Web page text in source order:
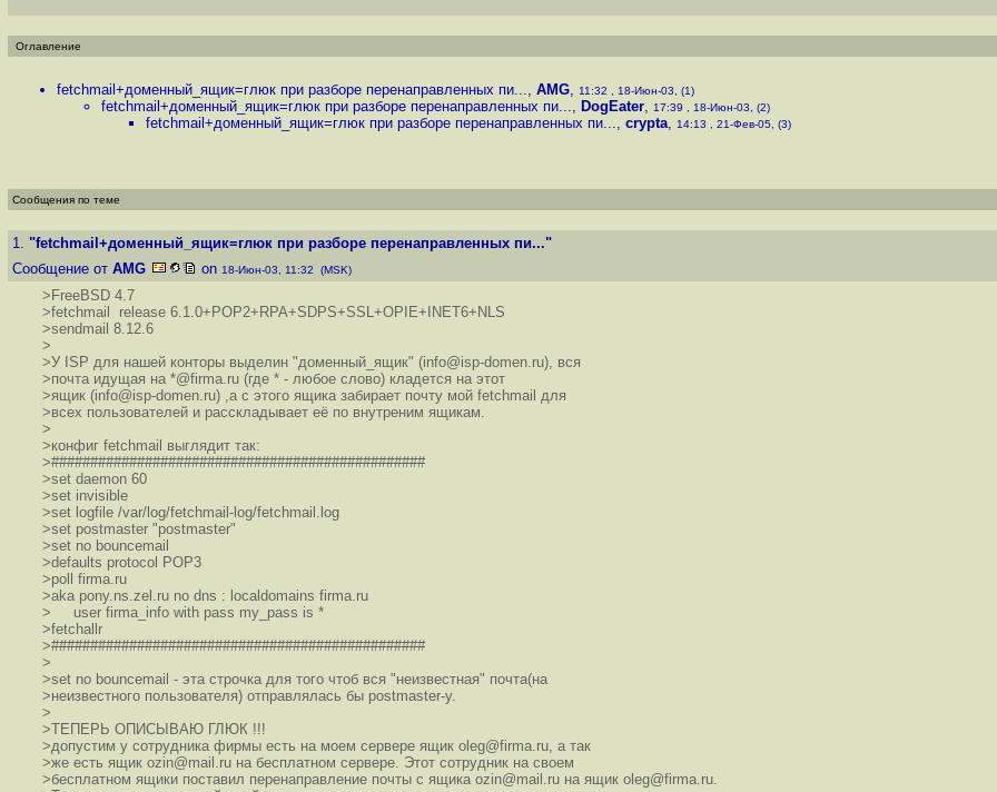
Оглавление
fetchmail+доменный_ящик=глюк при разборе перенаправленных пи..., AMG, 11:32 , 18-Июн-03, (1)
fetchmail+доменный_ящик=глюк при разборе перенаправленных пи..., DogEater, 17:39 , 18-Июн-03, (2)
fetchmail+доменный_ящик=глюк при разборе перенаправленных пи..., crypta, 14:13 , 21-Фев-05, (3)
Сообщения по теме
1. "fetchmail+доменный_ящик=глюк при разборе перенаправленных пи..."
Сообщение от AMG on 18-Июн-03, 11:32 (MSK)
>FreeBSD 4.7
>fetchmail release 6.1.0+POP2+RPA+SDPS+SSL+OPIE+INET6+NLS
>sendmail 8.12.6
>
>У ISP для нашей конторы выделин "доменный_ящик" (info@isp-domen.ru), вся
>почта идущая на *@firma.ru (где * - любое слово) кладется на этот
>ящик (info@isp-domen.ru) ,а с этого ящика забирает почту мой fetchmail для
>всех пользователей и расскладывает её по внутреним ящикам.
>
>конфиг fetchmail выглядит так:
>################################################
>set daemon 60
>set invisible
>set logfile /var/log/fetchmail-log/fetchmail.log
>set postmaster "postmaster"
>set no bouncemail
>defaults protocol POP3
>poll firma.ru
>aka pony.ns.zel.ru no dns : localdomains firma.ru
> user firma_info with pass my_pass is *
>fetchallr
>################################################
>
>set no bouncemail - эта строчка для того чтоб вся "неизвестная" почта(на
>неизвестного пользователя) отправлялась бы postmaster-у.
>
>ТЕПЕРЬ ОПИСЫВАЮ ГЛЮК !!!
>допустим у сотрудника фирмы есть на моем сервере ящик oleg@firma.ru, а так
>же есть ящик ozin@mail.ru на бесплатном сервере. Этот сотрудник на своем
>бесплатном ящики поставил перенаправление почты с ящика ozin@mail.ru на ящик oleg@firma.ru.